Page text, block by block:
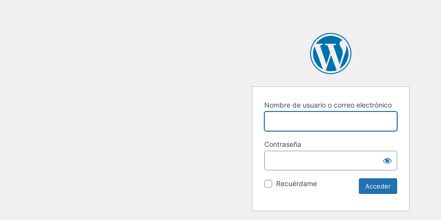
Nombre de usuario o correo electrónico
Contraseña
Recuérdame